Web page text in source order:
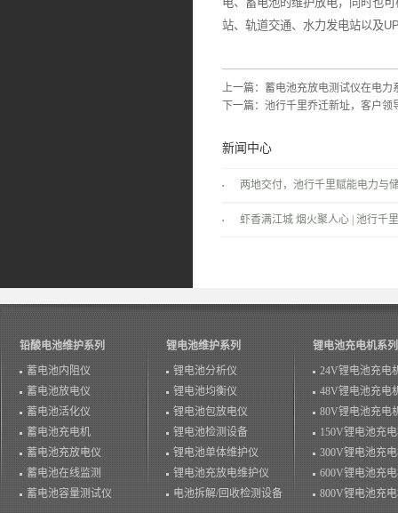
站、轨道交通、水力发电站以及
上一篇： 蓄电池充放电测试仪在电力
下一篇： 池行千里乔迁新址，客户领
新闻中心
两地交付，池行千里赋能电力与
景！
虾香满江城 烟火聚人心 | 池行千
铅酸电池维护系列
蓄电池内阻仪
蓄电池放电仪
蓄电池活化仪
蓄电池充电机
蓄电池充放电仪
蓄电池在线监测
蓄电池容量测试仪
锂电池维护系列
锂电池分析仪
锂电池均衡仪
锂电池包放电仪
锂电池检测设备
锂电池单体维护仪
锂电池充放电维护仪
电池拆解/回收检测设备
锂电池充电机系列
24V锂电池充电
48V锂电池充电
80V锂电池充电
150V锂电池充
300V锂电池充
600V锂电池充
800V锂电池充